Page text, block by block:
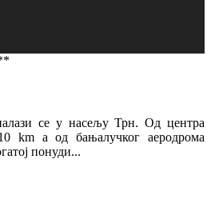
се у насељу Трн. Од центра
km а од бањалучког аеродрома
понуди...